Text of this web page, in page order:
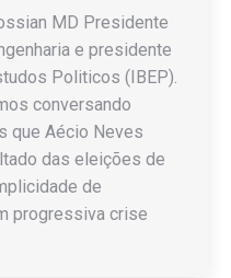
MD Presidente
e presidente
Politicos (IBEP).
conversando
que Aécio Neves
das eleições de
de
progressiva crise